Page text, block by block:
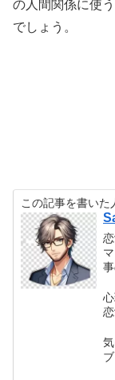
の人間関係に使
でしょう。
この記事を書いた